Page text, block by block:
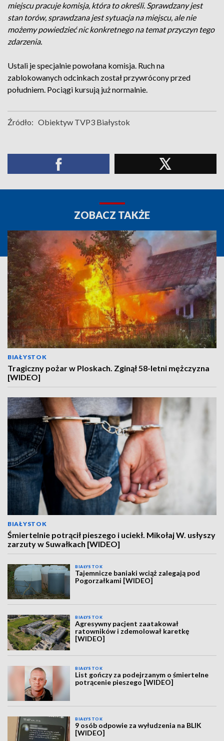
miejscu pracuje komisja, która to określi. Sprawdzany jest
stan torów, sprawdzana jest sytuacja na miejscu, ale nie
możemy powiedzieć nic konkretnego na temat przyczyn tego
zdarzenia.
Ustali je specjalnie powołana komisja. Ruch na
zablokowanych odcinkach został przywrócony przed
południem. Pociągi kursują już normalnie.
Źródło: Obiektyw TVP3 Białystok
ZOBACZ TAKŻE
BIAŁYSTOK
Tragiczny pożar w Ploskach. Zginął 58-letni mężczyzna
[WIDEO]
BIAŁYSTOK
Śmiertelnie potrącił pieszego i uciekł. Mikołaj W. usłyszy
zarzuty w Suwałkach [WIDEO]
BIAŁYSTOK
Tajemnicze baniaki wciąż zalegają pod
Pogorzałkami [WIDEO]
BIAŁYSTOK
Agresywny pacjent zaatakował
ratowników i zdemolował karetkę
[WIDEO]
BIAŁYSTOK
List gończy za podejrzanym o śmiertelne
potrącenie pieszego [WIDEO]
BIAŁYSTOK
9 osób odpowie za wyłudzenia na BLIK
[WIDEO]